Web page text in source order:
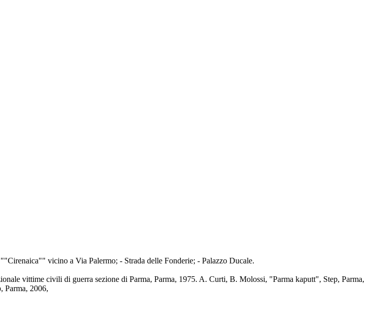
vicino a Via Palermo; - Strada delle Fonderie; - Palazzo Ducale.
vittime civili di guerra sezione di Parma, Parma, 1975. A. Curti, B. Molossi, "Parma kaputt", Step, Parma,
Parma, 2006,